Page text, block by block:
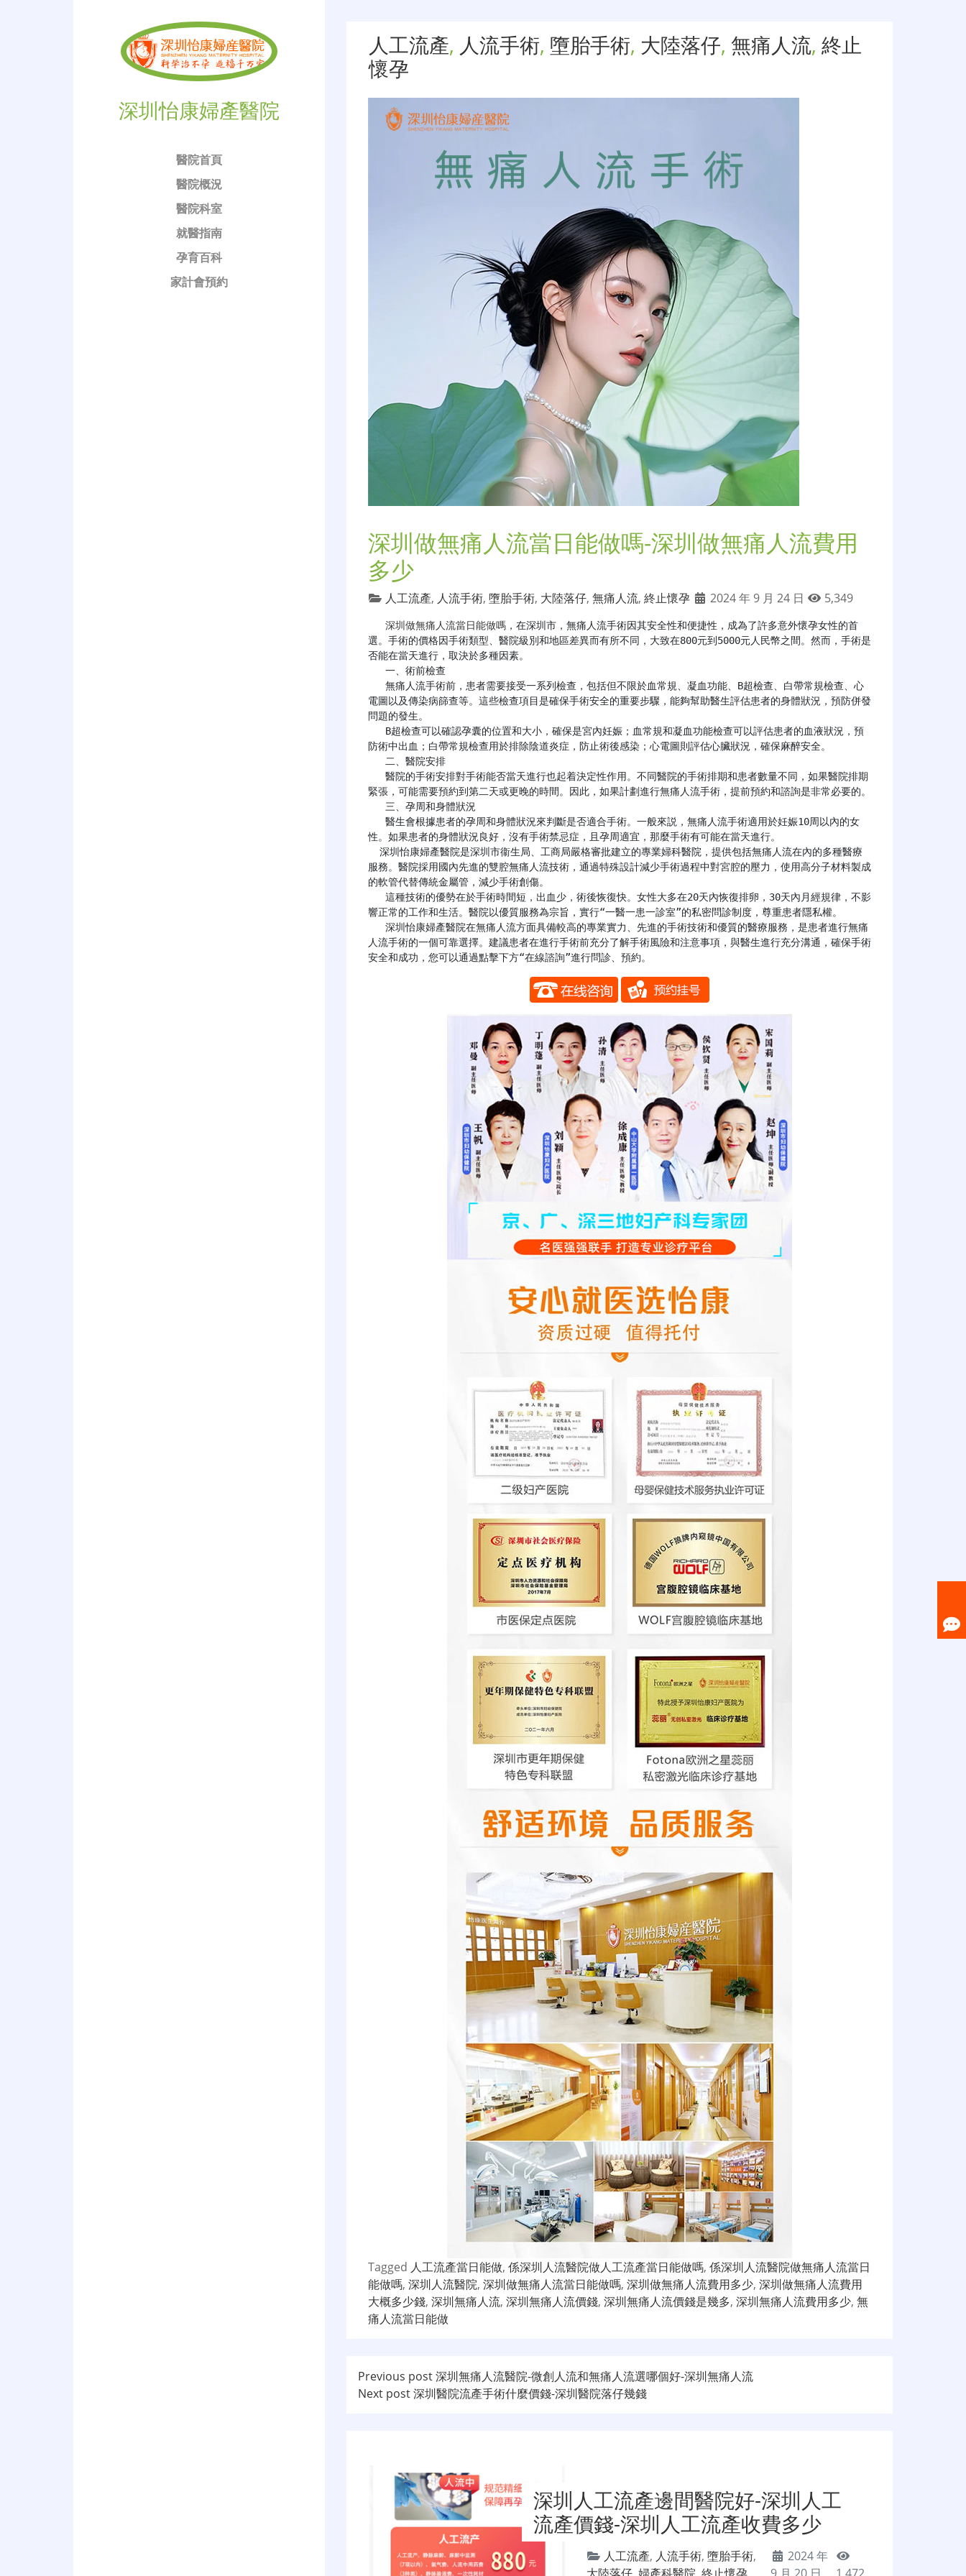
深圳怡康婦產醫院
醫院首頁
醫院概況
醫院科室
就醫指南
孕育百科
家計會預約
人工流產, 人流手術, 墮胎手術, 大陸落仔, 無痛人流, 終止
懷孕
深圳做無痛人流當日能做嗎-深圳做無痛人流費用
多少
人工流產, 人流手術, 墮胎手術, 大陸落仔, 無痛人流, 終止懷孕 2024 年 9 月 24 日 5,349
深圳做無痛人流當日能做嗎 ，在深圳市，無痛人流手術因其安全性和便捷性，成為了許多意外懷孕女性的首
選。手術的價格因手術類型、醫院級別和地區差異而有所不同，大致在800元到5000元人民幣之間。然而，手術是
否能在當天進行，取決於多種因素。
電圖以及傳染病篩查等。這些檢查項目是確保手術安全的重要步驟，能夠幫助醫生評估患者的身體狀況，預防併發
問題的發生。
防術中出血；白帶常規檢查用於排除陰道炎症，防止術後感染；心電圖則評估心臟狀況，確保麻醉安全。
緊張，可能需要預約到第二天或更晚的時間。因此，如果計劃進行無痛人流手術，提前預約和諮詢是非常必要的。
性。如果患者的身體狀況良好，沒有手術禁忌症，且孕周適宜，那麼手術有可能在當天進行。
服務。醫院採用國內先進的雙腔無痛人流技術，通過特殊設計減少手術過程中對宮腔的壓力，使用高分子材料製成
的軟管代替傳統金屬管，減少手術創傷。
響正常的工作和生活。醫院以優質服務為宗旨，實行“一醫一患一診室”的私密問診制度，尊重患者隱私權。
人流手術的一個可靠選擇。建議患者在進行手術前充分了解手術風險和注意事項，與醫生進行充分溝通，確保手術
安全和成功，您可以通過點擊下方“在線諮詢”進行問診、預約。
Tagged 人工流產當日能做, 係深圳人流醫院做人工流產當日能做嗎, 係深圳人流醫院做無痛人流當日
能做嗎, 深圳人流醫院, 深圳做無痛人流當日能做嗎, 深圳做無痛人流費用多少, 深圳做無痛人流費用
大概多少錢, 深圳無痛人流, 深圳無痛人流價錢, 深圳無痛人流價錢是幾多, 深圳無痛人流費用多少, 無
痛人流當日能做
文
章
Previous post深圳無痛人流醫院-微創人流和無痛人流選哪個好-深圳無痛人流
Next post深圳醫院流產手術什麼價錢-深圳醫院落仔幾錢
深圳人工流產邊間醫院好-深圳人工
流產價錢-深圳人工流產收費多少
人工流產, 人流手術,墮胎手術,
2024 年